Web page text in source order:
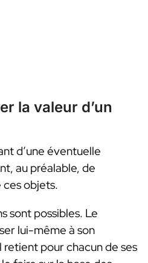
la valeur d’un
d’une éventuelle
au préalable, de
objets.
sont possibles. Le
lui-même à son
retient pour chacun de ses